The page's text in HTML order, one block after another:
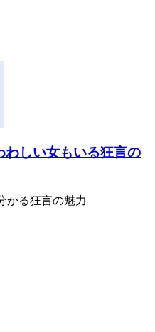
わしい女もいる狂言の
かる狂言の魅力